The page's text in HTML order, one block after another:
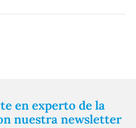
en experto de la
nuestra newsletter